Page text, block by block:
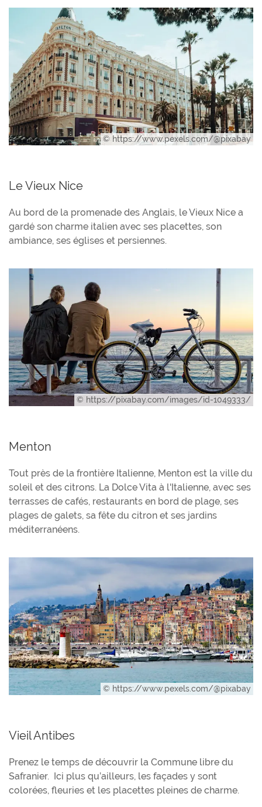
© https://www.pexels.com/@pixabay
Le Vieux Nice
Au bord de la promenade des Anglais, le Vieux Nice a
gardé son charme italien avec ses placettes, son
ambiance, ses églises et persiennes.
© https://pixabay.com/images/id-1049333/
Menton
Tout près de la frontière Italienne, Menton est la ville du
soleil et des citrons. La Dolce Vita à l'Italienne, avec ses
terrasses de cafés, restaurants en bord de plage, ses
plages de galets, sa fête du citron et ses jardins
méditerranéens.
© https://www.pexels.com/@pixabay
Vieil Antibes
Prenez le temps de découvrir la Commune libre du
Safranier. Ici plus qu’ailleurs, les façades y sont
colorées, fleuries et les placettes pleines de charme.